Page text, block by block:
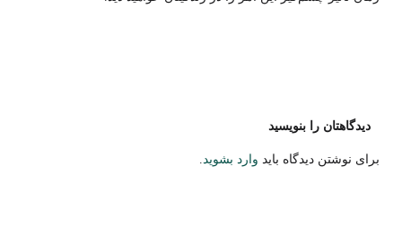
دیدگاهتان را بنویسید
برای نوشتن دیدگاه باید وارد بشوید.